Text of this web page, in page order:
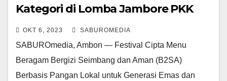
Kategori di Lomba Jambore PKK
Provinsi Maluku Tahun 2023
OKT 6, 2023 SABUROMEDIA
SABUROmedia, Ambon — Festival Cipta Menu
Beragam Bergizi Seimbang dan Aman (B2SA)
Berbasis Pangan Lokal untuk Generasi Emas dan